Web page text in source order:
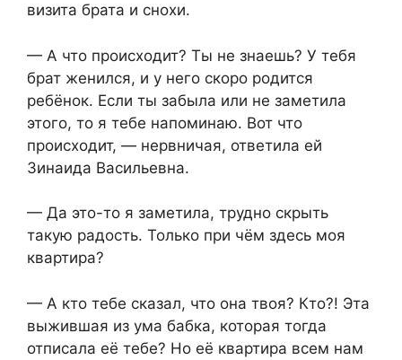
визита брата и снохи.
— А что происходит? Ты не знаешь? У тебя
брат женился, и у него скоро родится
ребёнок. Если ты забыла или не заметила
этого, то я тебе напоминаю. Вот что
происходит, — нервничая, ответила ей
Зинаида Васильевна.
— Да это-то я заметила, трудно скрыть
такую радость. Только при чём здесь моя
квартира?
— А кто тебе сказал, что она твоя? Кто?! Эта
выжившая из ума бабка, которая тогда
отписала её тебе? Но её квартира всем нам